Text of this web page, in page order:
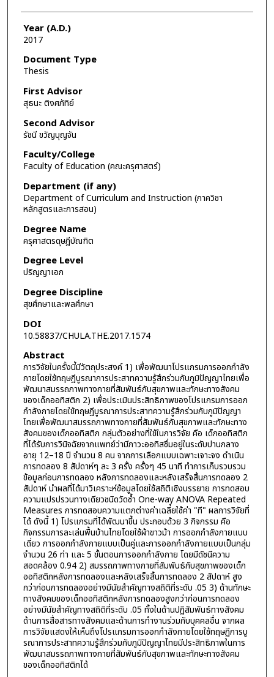
Year (A.D.)
2017
Document Type
Thesis
First Advisor
สุธนะ ติงศภัทิย์
Second Advisor
รัชนี ขวัญบุญจัน
Faculty/College
Faculty of Education (คณะครุศาสตร์)
Department (if any)
Department of Curriculum and Instruction (ภาควิชา
หลักสูตรและการสอน)
Degree Name
ครุศาสตรดุษฎีบัณฑิต
Degree Level
ปริญญาเอก
Degree Discipline
สุขศึกษาและพลศึกษา
DOI
10.58837/CHULA.THE.2017.1574
Abstract
การวิจัยในครั้งนี้มีวัตถุประสงค์ 1) เพื่อพัฒนาโปรแกรมการออกกำลัง
กายโดยใช้ทฤษฎีบูรณาการประสาทความรู้สึกร่วมกับภูมิปัญญาไทยเพื่อ
พัฒนาสมรรถภาพทางกายที่สัมพันธ์กับสุขภาพและทักษะทางสังคม
ของเด็กออทิสติก 2) เพื่อประเมินประสิทธิภาพของโปรแกรมการออก
กำลังกายโดยใช้ทฤษฎีบูรณาการประสาทความรู้สึกร่วมกับภูมิปัญญา
ไทยเพื่อพัฒนาสมรรถภาพทางกายที่สัมพันธ์กับสุขภาพและทักษะทาง
สังคมของเด็กออทิสติก กลุ่มตัวอย่างที่ใช้ในการวิจัย คือ เด็กออทิสติก
ที่ได้รับการวินิจฉัยจากแพทย์ว่ามีภาวะออทิสซึ่มอยู่ในระดับปานกลาง
อายุ 12–18 ปี จำนวน 8 คน จากการเลือกแบบเฉพาะเจาะจง ดำเนิน
การทดลอง 8 สัปดาห์ๆ ละ 3 ครั้ง ครั้งๆ 45 นาที ทำการเก็บรวบรวม
ข้อมูลก่อนการทดลอง หลังการทดลองและหลังเสร็จสิ้นการทดลอง 2
สัปดาห์ นำผลที่ได้มาวิเคราะห์ข้อมูลโดยใช้สถิติเชิงบรรยาย การทดสอบ
ความแปรปรวนทางเดียวชนิดวัดซ้ำ One-way ANOVA Repeated
Measures การทดสอบความแตกต่างค่าเฉลี่ยใช้ค่า "ที" ผลการวิจัยที่
ได้ ดังนี้ 1) โปรแกรมที่ได้พัฒนาขึ้น ประกอบด้วย 3 กิจกรรม คือ
กิจกรรมการละเล่นพื้นบ้านไทยโดยใช้ผ้าขาวม้า การออกกำลังกายแบบ
เดี่ยว การออกกำลังกายแบบเป็นคู่และการออกกำลังกายแบบเป็นกลุ่ม
จำนวน 26 ท่า และ 5 ขั้นตอนการออกกำลังกาย โดยมีดัชนีความ
สอดคล้อง 0.94 2) สมรรถภาพทางกายที่สัมพันธ์กับสุขภาพของเด็ก
ออทิสติกหลังการทดลองและหลังเสร็จสิ้นการทดลอง 2 สัปดาห์ สูง
กว่าก่อนการทดลองอย่างมีนัยสำคัญทางสถิติที่ระดับ .05 3) ด้านทักษะ
ทางสังคมของเด็กออทิสติกหลังการทดลองสูงกว่าก่อนการทดลอง
อย่างมีนัยสำคัญทางสถิติที่ระดับ .05 ทั้งในด้านปฏิสัมพันธ์ทางสังคม
ด้านการสื่อสารทางสังคมและด้านการทำงานร่วมกับบุคคลอื่น จากผล
การวิจัยแสดงให้เห็นถึงโปรแกรมการออกกำลังกายโดยใช้ทฤษฏีการบู
รณาการประสาทความรู้สึกร่วมกับภูมิปัญญาไทยมีประสิทธิภาพในการ
พัฒนาสมรรถภาพทางกายที่สัมพันธ์กับสุขภาพและทักษะทางสังคม
ของเด็กออทิสติกได้